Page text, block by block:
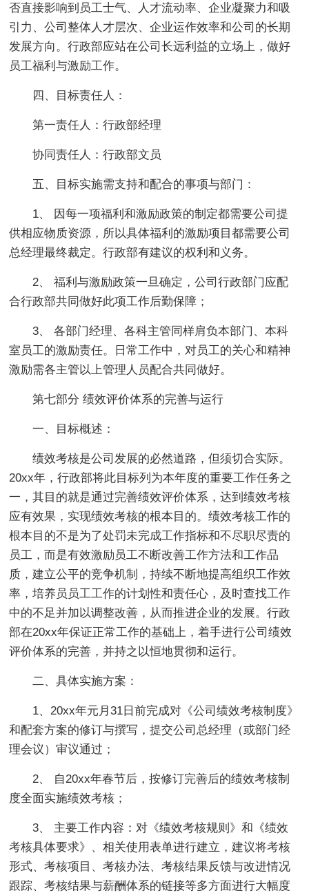
否直接影响到员工士气、人才流动率、企业凝聚力和吸
引力、公司整体人才层次、企业运作效率和公司的长期
发展方向。行政部应站在公司长远利益的立场上，做好
员工福利与激励工作。
四、目标责任人：
第一责任人：行政部经理
协同责任人：行政部文员
五、目标实施需支持和配合的事项与部门：
1、 因每一项福利和激励政策的制定都需要公司提
供相应物质资源，所以具体福利的激励项目都需要公司
总经理最终裁定。行政部有建议的权利和义务。
2、 福利与激励政策一旦确定，公司行政部门应配
合行政部共同做好此项工作后勤保障；
3、 各部门经理、各科主管同样肩负本部门、本科
室员工的激励责任。日常工作中，对员工的关心和精神
激励需各主管以上管理人员配合共同做好。
第七部分 绩效评价体系的完善与运行
一、目标概述：
绩效考核是公司发展的必然道路，但须切合实际。
20xx年，行政部将此目标列为本年度的重要工作任务之
一，其目的就是通过完善绩效评价体系，达到绩效考核
应有效果，实现绩效考核的根本目的。绩效考核工作的
根本目的不是为了处罚未完成工作指标和不尽职尽责的
员工，而是有效激励员工不断改善工作方法和工作品
质，建立公平的竞争机制，持续不断地提高组织工作效
率，培养员员工工作的计划性和责任心，及时查找工作
中的不足并加以调整改善，从而推进企业的发展。行政
部在20xx年保证正常工作的基础上，着手进行公司绩效
评价体系的完善，并持之以恒地贯彻和运行。
二、具体实施方案：
1、20xx年元月31日前完成对《公司绩效考核制度》
和配套方案的修订与撰写，提交公司总经理（或部门经
理会议）审议通过；
2、 自20xx年春节后，按修订完善后的绩效考核制
度全面实施绩效考核；
3、 主要工作内容：对《绩效考核规则》和《绩效
考核具体要求》、相关使用表单进行建立，建议将考核
形式、考核项目、考核办法、考核结果反馈与改进情况
跟踪、考核结果与薪酬体系的链接等多方面进行大幅度